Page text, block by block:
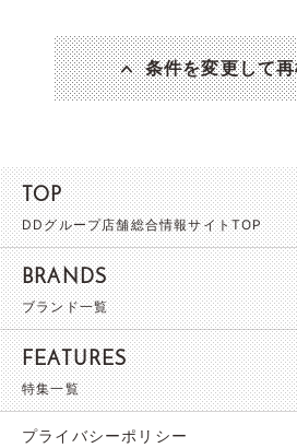
条件を変更して
TOP
DDグループ店舗総合情報サイトTOP
BRANDS
ブランド一覧
FEATURES
特集一覧
プライバシーポリシー